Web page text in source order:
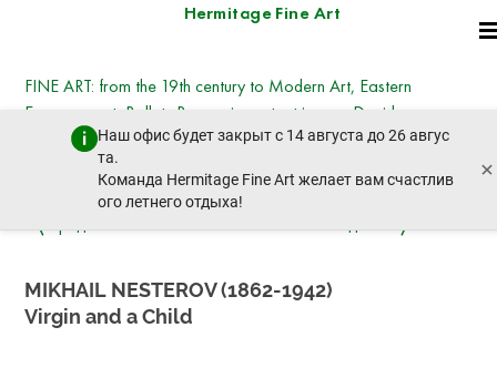
Hermitage Fine Art
Наш офис будет закрыт с 14 августа до 26 авгус
та.
Команда Hermitage Fine Art желает вам счастлив
ого летнего отдыха!
×
FINE ART: from the 19th century to Modern Art, Eastern
European art, Ballets Russes, important icons - David
Hockney, Kotarbinsky, Nesterov, Goncharova,
Deineka, Vysotsky
вторник, 21 октября 2025 г. - 14:30
MIKHAIL NESTEROV (1862-1942)
Virgin and a Child